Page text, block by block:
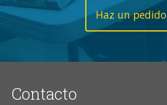
Haz un pedido
Contacto